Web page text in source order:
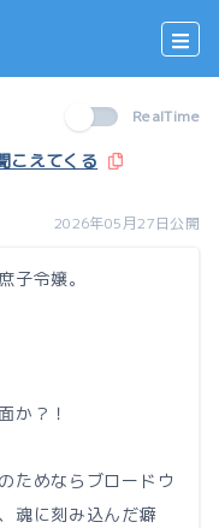
RealTime
こえてくる
2026年05月27日公開
子令嬢。
か？！
ためならブロードウ
魂に刻み込んだ癖